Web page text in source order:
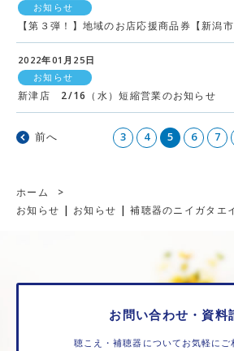
お知らせ
【第３弾！】地域のお店応援商品券【新潟市
2022年01月25日
お知らせ
新津店 2/16（水）短縮営業のお知らせ
前へ 3 4 5 6 7
ホーム
>
お知らせ | お知らせ | 補聴器のニイガタエ
お問い合わせ・資料
聴こえ・補聴器についてお気軽にご